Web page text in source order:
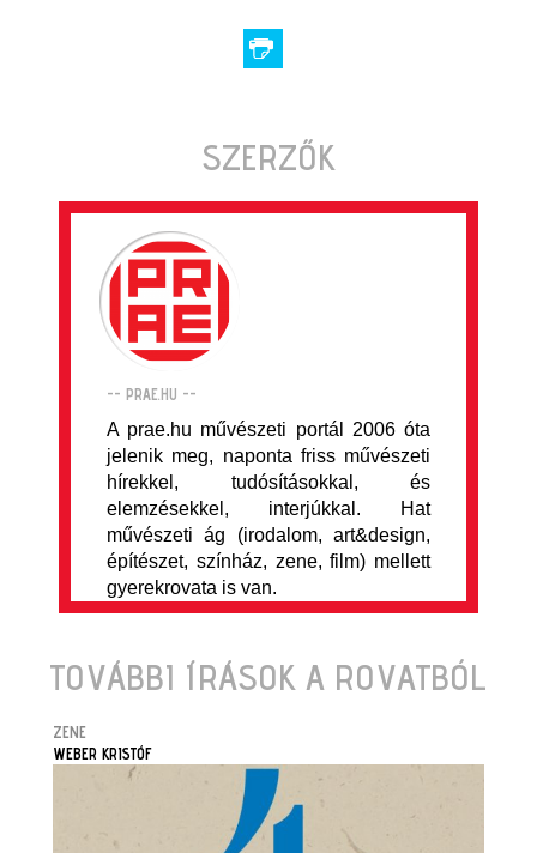
SZERZŐK
-- PRAE.HU --
A prae.hu művészeti portál 2006 óta
jelenik meg, naponta friss művészeti
hírekkel, tudósításokkal, és
elemzésekkel, interjúkkal. Hat
művészeti ág (irodalom, art&design,
építészet, színház, zene, film) mellett
gyerekrovata is van.
TOVÁBBI ÍRÁSOK A ROVATBÓL
ZENE
WEBER KRISTÓF